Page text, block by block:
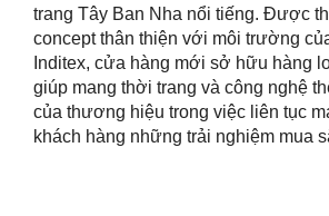
trang Tây Ban Nha nổi tiếng. Được
concept thân thiện với môi trường
Inditex, cửa hàng mới sở hữu hàng
giúp mang thời trang và công nghệ
của thương hiệu trong việc liên tục
khách hàng những trải nghiệm mua